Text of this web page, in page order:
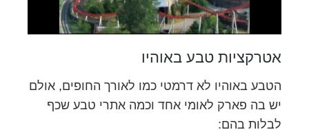
אטרקציות טבע באוהיו
הטבע באוהיו לא דרמטי כמו לאורך החופים, אולם
יש בה פארק לאומי אחד וכמה אתרי טבע שכף
לבלות בהם: